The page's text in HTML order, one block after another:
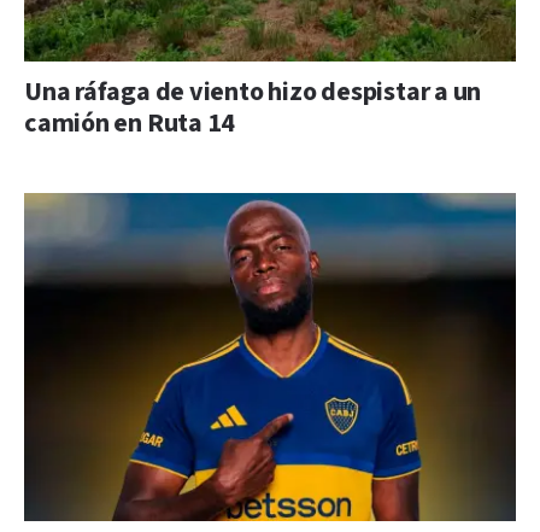
Una ráfaga de viento hizo despistar a un
camión en Ruta 14